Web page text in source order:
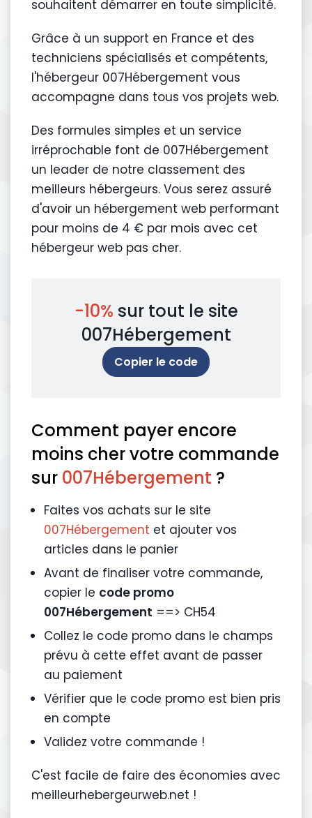
souhaitent démarrer en toute simplicité.
Grâce à un support en France et des
techniciens spécialisés et compétents,
l'hébergeur 007Hébergement vous
accompagne dans tous vos projets web.
Des formules simples et un service
irréprochable font de 007Hébergement
un leader de notre classement des
meilleurs hébergeurs. Vous serez assuré
d'avoir un hébergement web performant
pour moins de 4 € par mois avec cet
hébergeur web pas cher.
-10% sur tout le site
007Hébergement
Copier le code
Comment payer encore
moins cher votre commande
sur 007Hébergement ?
Faites vos achats sur le site
007Hébergement et ajouter vos
articles dans le panier
Avant de finaliser votre commande,
copier le code promo
007Hébergement ==> CH54
Collez le code promo dans le champs
prévu à cette effet avant de passer
au paiement
Vérifier que le code promo est bien pris
en compte
Validez votre commande !
C'est facile de faire des économies avec
meilleurhebergeurweb.net !